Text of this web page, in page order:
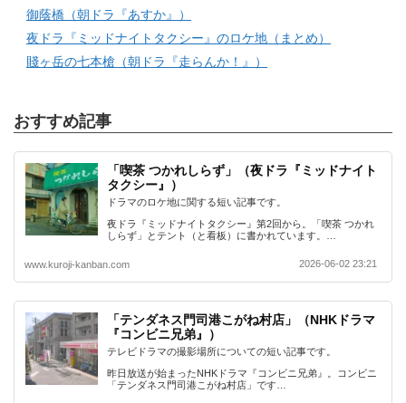
御蔭橋（朝ドラ『あすか』）
夜ドラ『ミッドナイトタクシー』のロケ地（まとめ）
賤ヶ岳の七本槍（朝ドラ『走らんか！』）
おすすめ記事
「喫茶 つかれしらず」（夜ドラ『ミッドナイト
タクシー』）
ドラマのロケ地に関する短い記事です。
夜ドラ『ミッドナイトタクシー』第2回から。「喫茶 つかれ
しらず」とテント（と看板）に書かれています。…
www.kuroji-kanban.com 2026-06-02 23:21
「テンダネス門司港こがね村店」（NHKドラマ
『コンビニ兄弟』）
テレビドラマの撮影場所についての短い記事です。
昨日放送が始まったNHKドラマ『コンビニ兄弟』。コンビニ
「テンダネス門司港こがね村店」です…